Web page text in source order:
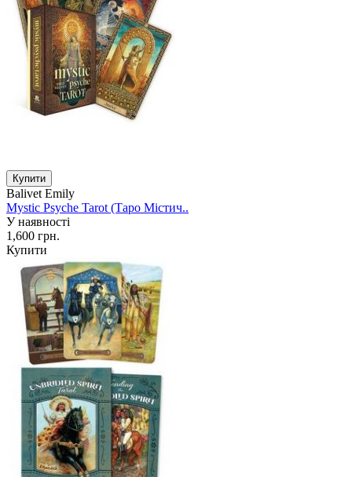
Balivet Emily
Mystic Psyche Tarot (Таро Містич..
У наявності
1,600 грн.
Купити